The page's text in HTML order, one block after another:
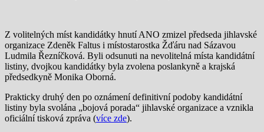
Z volitelných míst kandidátky hnutí ANO zmizel předseda jihlavské
organizace Zdeněk Faltus i místostarostka Žďáru nad Sázavou
Ludmila Řezníčková. Byli odsunuti na nevolitelná místa kandidátní
listiny, dvojkou kandidátky byla zvolena poslankyně a krajská
předsedkyně Monika Oborná.
Prakticky druhý den po oznámení definitivní podoby kandidátní
listiny byla svolána „bojová porada“ jihlavské organizace a vznikla
oficiální tisková zpráva (více zde).